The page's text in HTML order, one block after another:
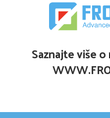
Saznajte više